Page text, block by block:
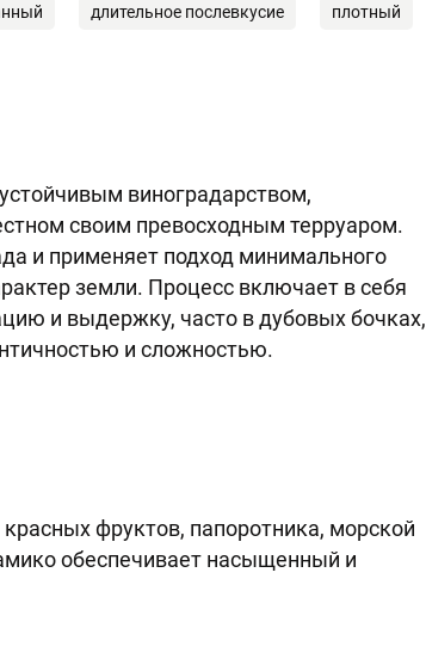
длительное послевкусие плотный
виноградарством,
своим превосходным терруаром.
и применяет подход минимального
земли. Процесс включает в себя
и выдержку, часто в дубовых бочках,
и сложностью.
фруктов, папоротника, морской
обеспечивает насыщенный и